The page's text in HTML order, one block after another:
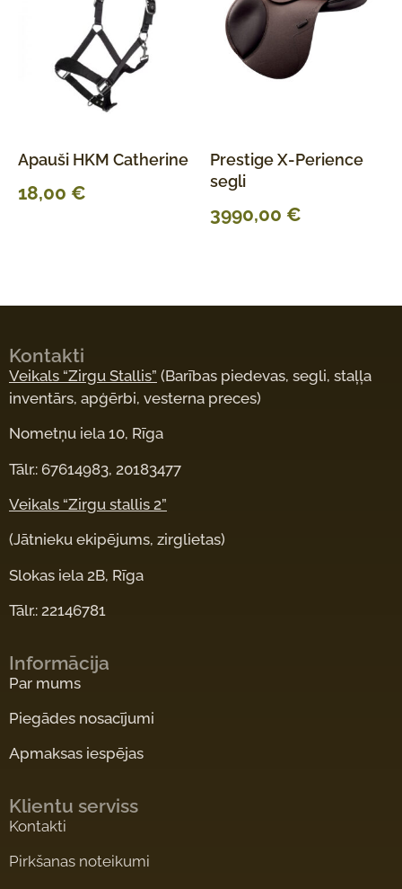
Apauši HKM Catherine
18,00 €
Prestige X-Perience
segli
3990,00 €
Kontakti
Veikals “Zirgu Stallis” (Barības piedevas, segli, staļļa
inventārs, apģērbi, vesterna preces)
Nometņu iela 10, Rīga
Tālr.: 67614983, 20183477
Veikals “Zirgu stallis 2”
(Jātnieku ekipējums, zirglietas)
Slokas iela 2B, Rīga
Tālr.: 22146781
Informācija
Par mums
Piegādes nosacījumi
Apmaksas iespējas
Klientu serviss
Kontakti
Pirkšanas noteikumi